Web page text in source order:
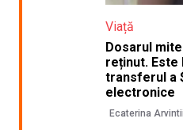
Viață
Dosarul
reținut. Este
transferul a
electronice
Ecaterina Arvintii